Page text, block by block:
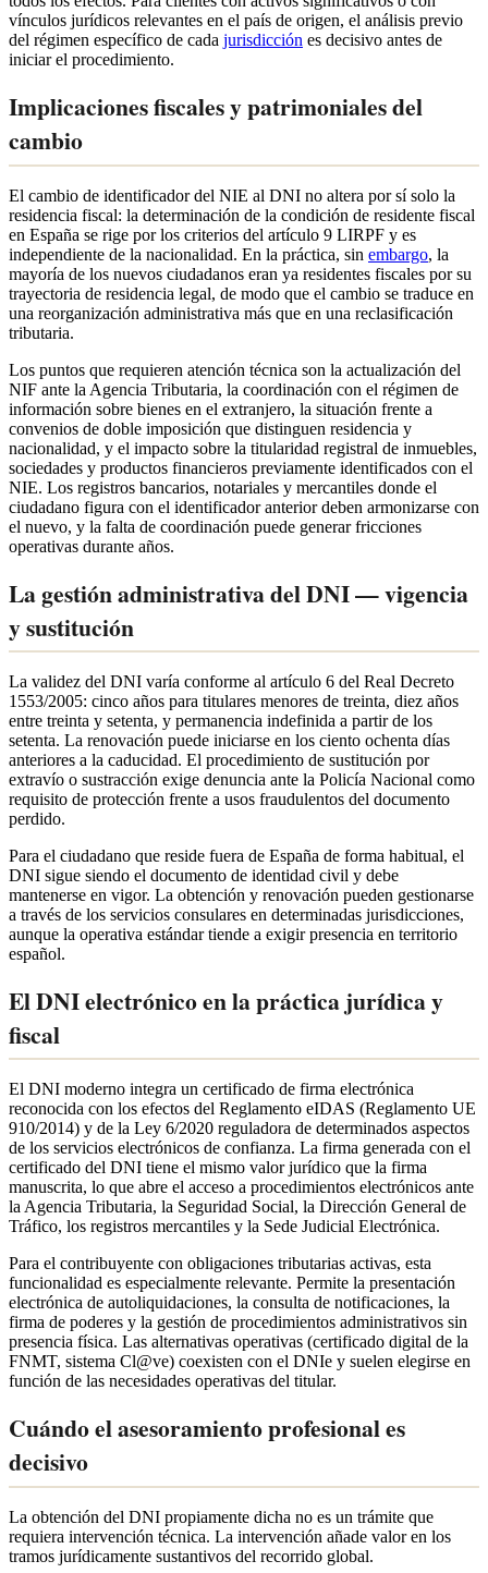
vínculos jurídicos relevantes en el país de origen, el análisis previo
del régimen específico de cada jurisdicción es decisivo antes de
iniciar el procedimiento.
Implicaciones fiscales y patrimoniales del
cambio
El cambio de identificador del NIE al DNI no altera por sí solo la
residencia fiscal: la determinación de la condición de residente fiscal
en España se rige por los criterios del artículo 9 LIRPF y es
independiente de la nacionalidad. En la práctica, sin embargo, la
mayoría de los nuevos ciudadanos eran ya residentes fiscales por su
trayectoria de residencia legal, de modo que el cambio se traduce en
una reorganización administrativa más que en una reclasificación
tributaria.
Los puntos que requieren atención técnica son la actualización del
NIF ante la Agencia Tributaria, la coordinación con el régimen de
información sobre bienes en el extranjero, la situación frente a
convenios de doble imposición que distinguen residencia y
nacionalidad, y el impacto sobre la titularidad registral de inmuebles,
sociedades y productos financieros previamente identificados con el
NIE. Los registros bancarios, notariales y mercantiles donde el
ciudadano figura con el identificador anterior deben armonizarse con
el nuevo, y la falta de coordinación puede generar fricciones
operativas durante años.
La gestión administrativa del DNI — vigencia
y sustitución
La validez del DNI varía conforme al artículo 6 del Real Decreto
1553/2005: cinco años para titulares menores de treinta, diez años
entre treinta y setenta, y permanencia indefinida a partir de los
setenta. La renovación puede iniciarse en los ciento ochenta días
anteriores a la caducidad. El procedimiento de sustitución por
extravío o sustracción exige denuncia ante la Policía Nacional como
requisito de protección frente a usos fraudulentos del documento
perdido.
Para el ciudadano que reside fuera de España de forma habitual, el
DNI sigue siendo el documento de identidad civil y debe
mantenerse en vigor. La obtención y renovación pueden gestionarse
a través de los servicios consulares en determinadas jurisdicciones,
aunque la operativa estándar tiende a exigir presencia en territorio
español.
El DNI electrónico en la práctica jurídica y
fiscal
El DNI moderno integra un certificado de firma electrónica
reconocida con los efectos del Reglamento eIDAS (Reglamento UE
910/2014) y de la Ley 6/2020 reguladora de determinados aspectos
de los servicios electrónicos de confianza. La firma generada con el
certificado del DNI tiene el mismo valor jurídico que la firma
manuscrita, lo que abre el acceso a procedimientos electrónicos ante
la Agencia Tributaria, la Seguridad Social, la Dirección General de
Tráfico, los registros mercantiles y la Sede Judicial Electrónica.
Para el contribuyente con obligaciones tributarias activas, esta
funcionalidad es especialmente relevante. Permite la presentación
electrónica de autoliquidaciones, la consulta de notificaciones, la
firma de poderes y la gestión de procedimientos administrativos sin
presencia física. Las alternativas operativas (certificado digital de la
FNMT, sistema Cl@ve) coexisten con el DNIe y suelen elegirse en
función de las necesidades operativas del titular.
Cuándo el asesoramiento profesional es
decisivo
La obtención del DNI propiamente dicha no es un trámite que
requiera intervención técnica. La intervención añade valor en los
tramos jurídicamente sustantivos del recorrido global.